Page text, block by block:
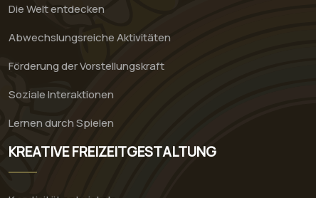
Die Welt entdecken
Abwechslungsreiche Aktivitäten
Förderung der Vorstellungskraft
Soziale Interaktionen
Lernen durch Spielen
KREATIVE FREIZEITGESTALTUNG